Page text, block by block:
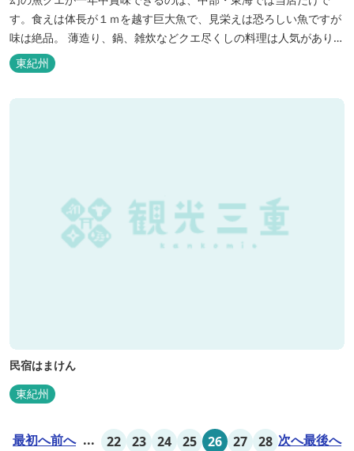
す。食えは体長が１ｍを越す巨大魚で、見栄えは恐ろしい魚ですが
味は絶品。 薄造り、鍋、雑炊などクエ尽くしの料理は人気がありま
す。ぜひご賞味ください（料理だけでも歌。また、宿泊者には船で
の無料遊覧サービス（１時間）を行ないます。
東紀州
民宿はまけん
東紀州
最初へ前へ ... 22 23 24 25 26 27 28 次へ最後へ